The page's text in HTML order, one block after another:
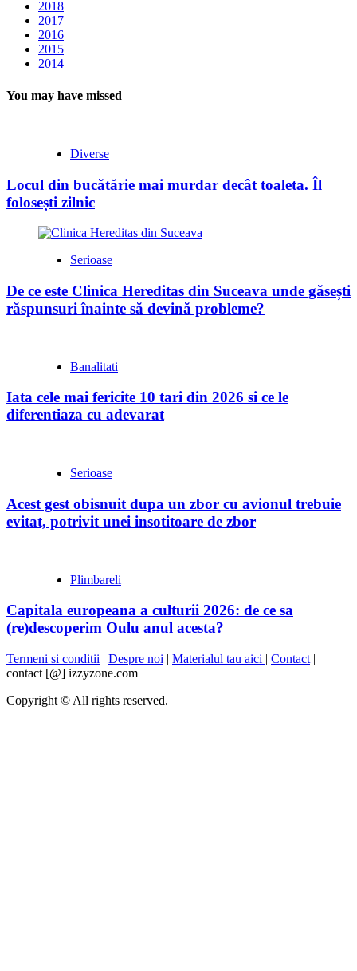
2018
2017
2016
2015
2014
You may have missed
Diverse
Locul din bucătărie mai murdar decât toaleta. Îl
folosești zilnic
Serioase
De ce este Clinica Hereditas din Suceava unde găsești
răspunsuri înainte să devină probleme?
Banalitati
Iata cele mai fericite 10 tari din 2026 si ce le
diferentiaza cu adevarat
Serioase
Acest gest obisnuit dupa un zbor cu avionul trebuie
evitat, potrivit unei insotitoare de zbor
Plimbareli
Capitala europeana a culturii 2026: de ce sa
(re)descoperim Oulu anul acesta?
Termeni si conditii | Despre noi | Materialul tau aici | Contact |
contact [@] izzyzone.com
Copyright © All rights reserved.